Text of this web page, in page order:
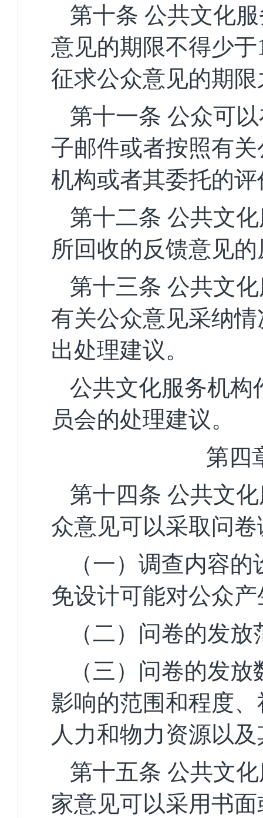
第十条 公共文化
意见的期限不得少于
征求公众意见的期
第十一条 公众可
子邮件或者按照有
机构或者其委托的
第十二条 公共文
所回收的反馈意见
第十三条 公共文
有关公众意见采纳
出处理建议。
公共文化服务机构
员会的处理建议。
第四
第十四条 公共文
众意见可以采取问
（一）调查内容
免设计可能对公众
（二）问卷的发
（三）问卷的发
影响的范围和程度
人力和物力资源以
第十五条 公共文
家意见可以采用书